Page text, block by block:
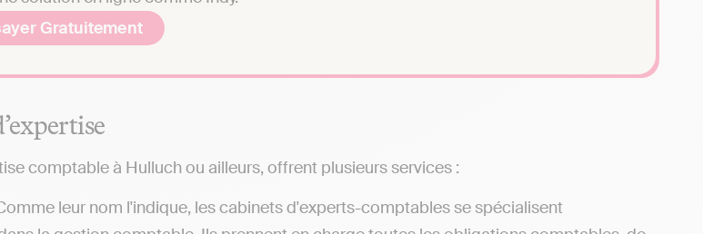
Gratuitement
comptable à Hulluch ou ailleurs, offrent plusieurs services :
leur nom l'indique, les cabinets d'experts-comptables se spécialisent